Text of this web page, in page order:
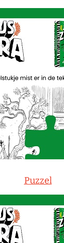
Puzzel